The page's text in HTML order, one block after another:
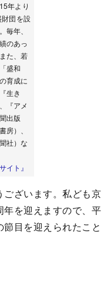
年より
団を設
毎年、
のあっ
た、若
盛和
育成に
生き
『アメ
出版
房）、
社）な
イト』
ざいます。私ども京
年を迎えますので、平
目を迎えられたこと